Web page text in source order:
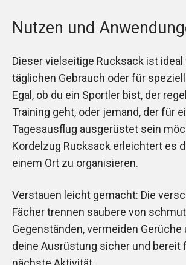
Nutzen und
Dieser vielseitige Rucksack ist ideal
täglichen Gebrauch oder für
Egal, ob du ein Sportler bist, der
Training geht, oder jemand, der für
Tagesausflug ausgerüstet sein
Kordelzug Rucksack erleichtert es
einem Ort zu organisieren.
Verstauen leicht gemacht: Die
Fächer trennen saubere von
Gegenständen, vermeiden Gerüche
deine Ausrüstung sicher und bereit